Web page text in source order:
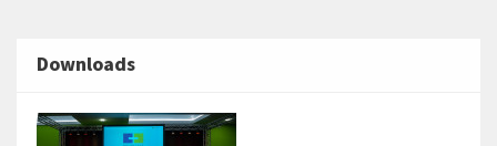
Downloads